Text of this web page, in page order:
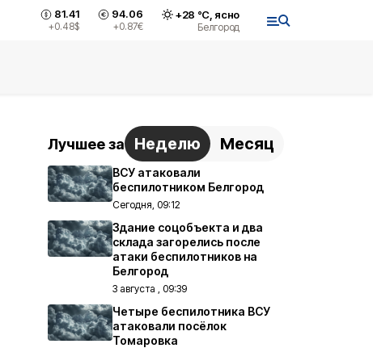
81.41
+0.48$
94.06
+0.87€
+28 °С, ясно
Белгород
Лучшее за Неделю Месяц
ВСУ атаковали
беспилотником Белгород
Сегодня, 09:12
Здание соцобъекта и два
склада загорелись после
атаки беспилотников на
Белгород
3 августа , 09:39
Четыре беспилотника ВСУ
атаковали посёлок
Томаровка